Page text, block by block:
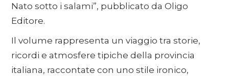
Nato sotto i salami”, pubblicato da Oligo
Editore.
Il volume rappresenta un viaggio tra storie,
ricordi e atmosfere tipiche della provincia
italiana, raccontate con uno stile ironico,